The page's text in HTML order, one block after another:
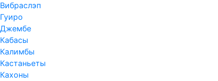
Вибраслэп
Гуиро
Джембе
Кабасы
Калимбы
Кастаньеты
Кахоны